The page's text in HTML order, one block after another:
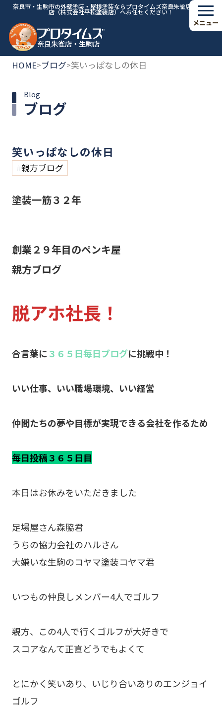
奈良市・生駒市の外壁塗装・屋根塗装ならプロタイムズ奈良朱雀店・生駒
店（株式会社平松塗装店）へお任せください！
奈良朱雀店・生駒店
メニュー
HOME>ブログ>笑いっぱなしの休日
ブログ
Blog
笑いっぱなしの休日
親方ブログ
塗装一筋３２年
創業２９年目のペンキ屋
親方ブログ
脱アホ社長！
合言葉に３６５日毎日ブログに挑戦中！
いい仕事、いい職場環境、いい経営
仲間たちの夢や目標が実現できる会社を作るため
毎日投稿３６５日目
本日はお休みをいただきました
足場屋さん森脇君
うちの協力会社のハルさん
大嫌いな生駒のコヤマ塗装コヤマ君
いつもの仲良しメンバー4人でゴルフ
親方、この4人で行くゴルフが大好きで
スコアなんて正直どうでもよくて
とにかく笑いあり、いじり合いありのエンジョイ
ゴルフ